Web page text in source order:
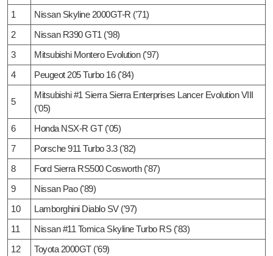
1
Nissan Skyline 2000GT-R ('71)
2
Nissan R390 GT1 ('98)
3
Mitsubishi Montero Evolution ('97)
4
Peugeot 205 Turbo 16 ('84)
5
Mitsubishi #1 Sierra Sierra Enterprises Lancer Evolution VIII
('05)
6
Honda NSX-R GT ('05)
7
Porsche 911 Turbo 3.3 ('82)
8
Ford Sierra RS500 Cosworth ('87)
9
Nissan Pao ('89)
10
Lamborghini Diablo SV ('97)
11
Nissan #11 Tomica Skyline Turbo RS ('83)
12
Toyota 2000GT ('69)